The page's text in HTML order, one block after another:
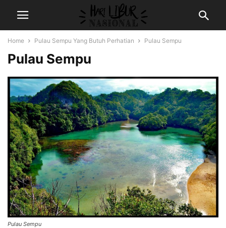
Home Pulau Sempu Yang Butuh Perhatian Pulau Sempu
Pulau Sempu
Pulau Sempu